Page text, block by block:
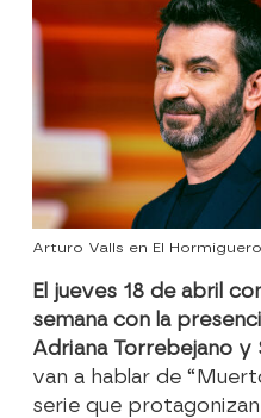
Arturo Valls en El
El jueves 18 de abril
semana con la
Adriana Torrebejano y
van a hablar de
serie que